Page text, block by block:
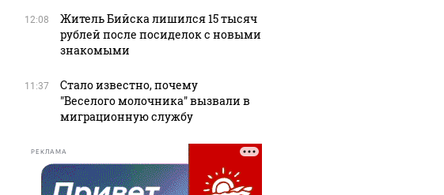
12:08
Житель Бийска лишился 15 тысяч
рублей после посиделок с новыми
знакомыми
11:37
Стало известно, почему
"Веселого молочника" вызвали в
миграционную службу
РЕКЛАМА